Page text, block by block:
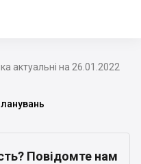
актуальні на 26.01.2022
Повідомте нам